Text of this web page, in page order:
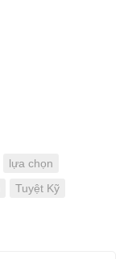
lựa chọn
Tuyệt Kỹ